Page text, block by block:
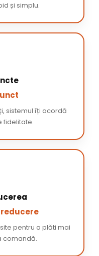
și simplu.
sistemul îți acordă
fidelitate.
reducere
pentru a plăti mai
comandă.